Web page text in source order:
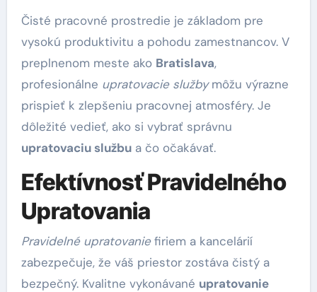
Čisté pracovné prostredie je základom pre
vysokú produktivitu a pohodu zamestnancov. V
preplnenom meste ako Bratislava,
profesionálne upratovacie službymôžu výrazne
prispieť k zlepšeniu pracovnej atmosféry. Je
dôležité vedieť, ako si vybrať správnu
upratovaciu službua čo očakávať.
Efektívnosť Pravidelného
Upratovania
Pravidelné upratovaniefiriem a kancelárií
zabezpečuje, že váš priestor zostáva čistý a
bezpečný. Kvalitne vykonávané upratovanie